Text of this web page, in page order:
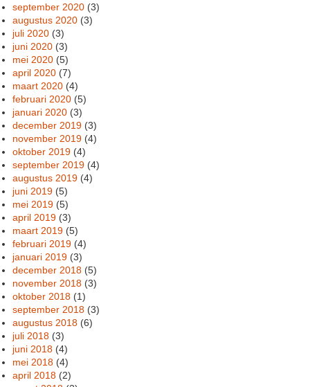
september 2020 (3)
augustus 2020 (3)
juli 2020 (3)
juni 2020 (3)
mei 2020 (5)
april 2020 (7)
maart 2020 (4)
februari 2020 (5)
januari 2020 (3)
december 2019 (3)
november 2019 (4)
oktober 2019 (4)
september 2019 (4)
augustus 2019 (4)
juni 2019 (5)
mei 2019 (5)
april 2019 (3)
maart 2019 (5)
februari 2019 (4)
januari 2019 (3)
december 2018 (5)
november 2018 (3)
oktober 2018 (1)
september 2018 (3)
augustus 2018 (6)
juli 2018 (3)
juni 2018 (4)
mei 2018 (4)
april 2018 (2)